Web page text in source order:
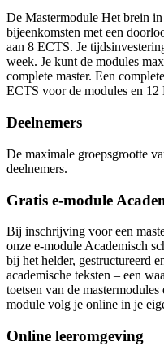
De Mastermodule Het brein
bijeenkomsten met een
aan 8 ECTS. Je
week. Je kunt de modules
complete master. Een
ECTS voor de modules en 12
Deelnemers
De maximale groepsgrootte
deelnemers.
Gratis e-module
Bij inschrijving voor een
onze e-module Academisch
bij het helder, gestructureerd
academische teksten – een
toetsen van de
module volg je online in je
Online leeromgeving